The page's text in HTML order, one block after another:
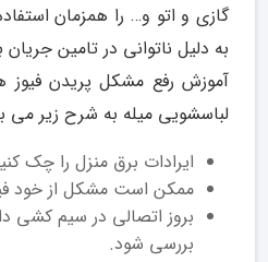
گازی و اتو و… را همزمان
به دلیل ناتوانی در تامین
آموزش رفع مشکل پریدن
لباسشویی میله به شرح زیر می
ایرادات برق منزل را چک
ممکن است مشکل از خود
بروز اتصالی در سیم کشی
بررسی شود.